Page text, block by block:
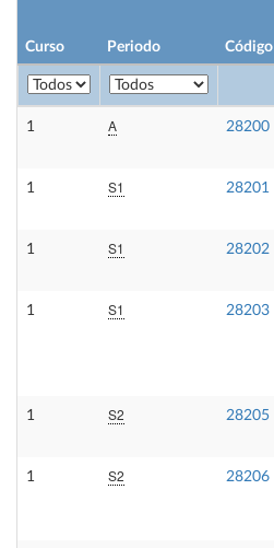
Curso Periodo Código
1 A 28200
1 S1 28201
1 S1 28202
1 S1 28203
1 S2 28205
1 S2 28206